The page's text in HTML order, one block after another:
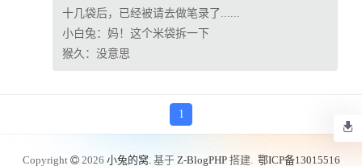
十几袋后，已经被请去做笔录了......
小白兔： 妈！这个米袋拆一下
猴久： 没意思
1
Copyright 2026 小兔的窝. 基于 Z-BlogPHP 搭建. 鄂ICP备13015516